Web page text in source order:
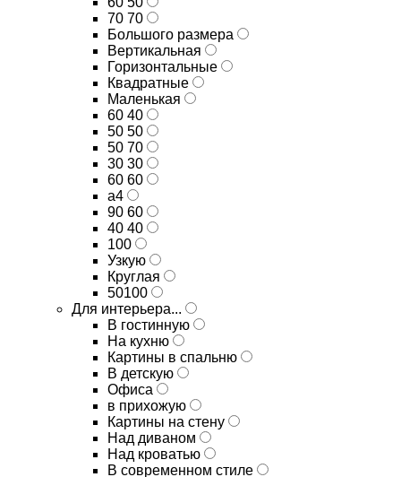
70 70
Большого размера
Вертикальная
Горизонтальные
Квадратные
Маленькая
60 40
50 50
50 70
30 30
60 60
а4
90 60
40 40
100
Узкую
Круглая
50100
Для интерьера...
В гостинную
На кухню
Картины в спальню
В детскую
Офиса
в прихожую
Картины на стену
Над диваном
Над кроватью
В современном стиле